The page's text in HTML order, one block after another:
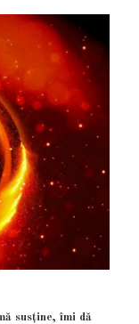
susține, îmi dă